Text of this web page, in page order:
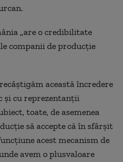
„are o credibilitate
companii de producție
această încredere
și cu reprezentanții
toate, de asemenea
să accepte că în sfârșit
acest mecanism de
avem o plusvaloare